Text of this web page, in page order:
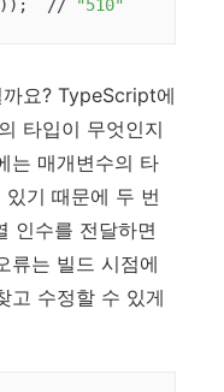
));  // "510"
요? TypeScript에
타입이 무엇인지
는 매개변수의 타
기 때문에 두 번
인수를 전달하면
류는 빌드 시점에
고 수정할 수 있게